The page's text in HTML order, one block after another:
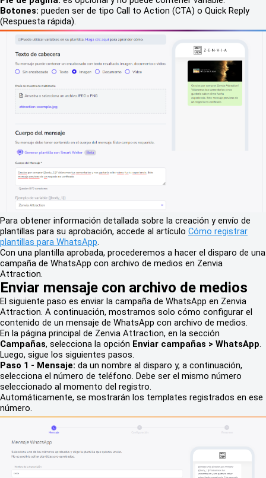
Botones: pueden ser de tipo Call to Action (CTA) o Quick Reply
(Respuesta rápida).
Para obtener información detallada sobre la creación y envío de
plantillas para su aprobación, accede al artículo Cómo registrar
plantillas para WhatsApp.
Con una plantilla aprobada, procederemos a hacer el disparo de una
campaña de WhatsApp con archivo de medios en Zenvia
Attraction.
Enviar mensaje con archivo de medios
El siguiente paso es enviar la campaña de WhatsApp en Zenvia
Attraction. A continuación, mostramos solo cómo configurar el
contenido de un mensaje de WhatsApp con archivo de medios.
En la página principal de Zenvia Attraction, en la sección
Campañas, selecciona la opción Enviar campañas > WhatsApp.
Luego, sigue los siguientes pasos.
Paso 1 - Mensaje: da un nombre al disparo y, a continuación,
selecciona el número de teléfono. Debe ser el mismo número
seleccionado al momento del registro.
Automáticamente, se mostrarán los templates registrados en ese
número.